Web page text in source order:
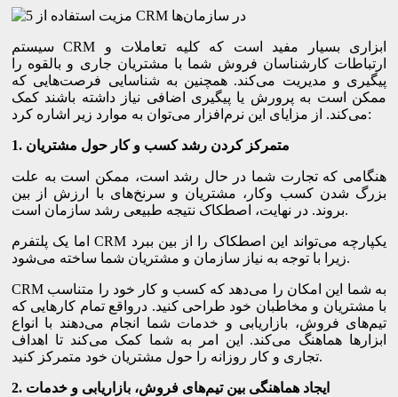
سیستم CRM ابزاری بسیار مفید است که کلیه تعاملات و
ارتباطات کارشناسان فروش شما با مشتریان جاری و بالقوه را
پیگیری و مدیریت می‌کند. همچنین به شناسایی فرصت‌هایی که
ممکن است به پرورش یا پیگیری اضافی نیاز داشته باشند کمک
می‌کند. از مزایای این نرم‌افزار می‌توان به موارد زیر اشاره کرد:
1. متمرکز کردن رشد کسب و کار حول مشتریان
هنگامی که تجارت شما در حال رشد است، ممکن است به علت
بزرگ شدن کسب وکار، مشتریان و سرنخ‌های با ارزش از بین
بروند. در نهایت، اصطکاک نتیجه طبیعی رشد سازمان است.
اما یک پلتفرم CRM یکپارچه می‌تواند این اصطکاک را از بین ببرد
زیرا با توجه به نیاز سازمان و مشتریان شما ساخته می‌شود.
CRM به شما این امکان را می‌دهد که کسب و کار خود را متناسب
با مشتریان و مخاطبان خود طراحی کنید. درواقع تمام کارهایی که
تیم‌های فروش، بازاریابی و خدمات شما انجام می‌دهند با انواع
ابزارها هماهنگ می‌کند. این امر به شما کمک می‌کند تا اهداف
تجاری و کار روزانه را حول مشتریان خود متمرکز کنید.
2. ایجاد هماهنگی بین تیم‌های فروش، بازاریابی و خدمات